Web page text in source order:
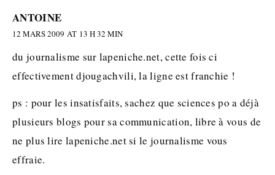
ANTOINE
12 MARS 2009 AT 13 H 32 MIN
du journalisme sur lapeniche.net, cette fois ci
effectivement djougachvili, la ligne est franchie !
ps : pour les insatisfaits, sachez que sciences po a déjà
plusieurs blogs pour sa communication, libre à vous de
ne plus lire lapeniche.net si le journalisme vous
effraie.